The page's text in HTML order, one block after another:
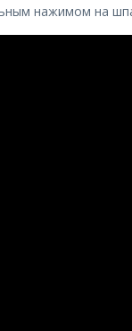
нажимом на